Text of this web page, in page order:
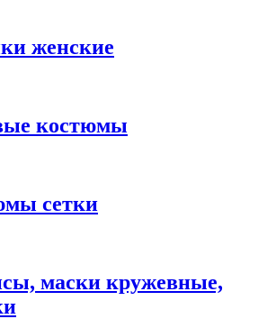
женские
костюмы
сетки
маски кружевные,